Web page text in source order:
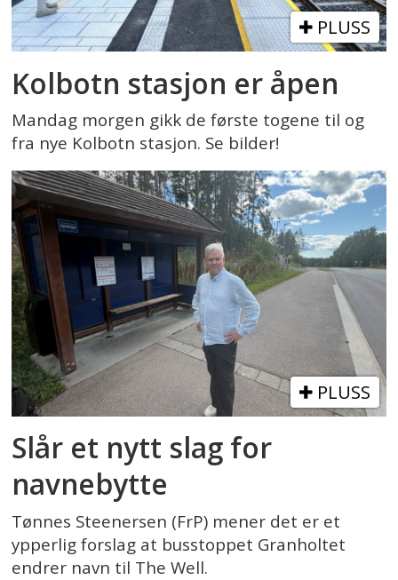
PLUSS
Kolbotn stasjon er åpen
Mandag morgen gikk de første togene til og
fra nye Kolbotn stasjon. Se bilder!
PLUSS
Slår et nytt slag for
navnebytte
Tønnes Steenersen (FrP) mener det er et
ypperlig forslag at busstoppet Granholtet
endrer navn til The Well.